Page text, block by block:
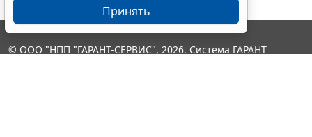
Принять
© ООО "НПП "ГАРАНТ-СЕРВИС", 2026. Система ГАРАНТ